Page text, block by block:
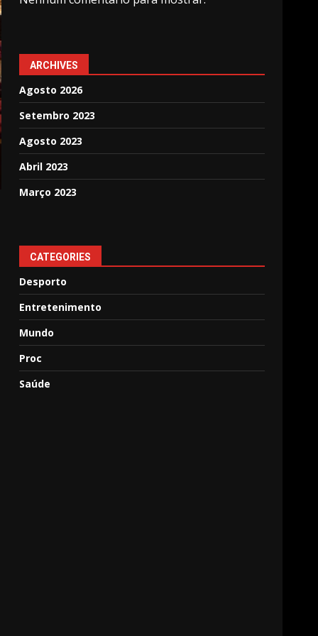
ARCHIVES
Agosto 2026
Setembro 2023
Agosto 2023
Abril 2023
Março 2023
CATEGORIES
Desporto
Entretenimento
Mundo
Proc
Saúde